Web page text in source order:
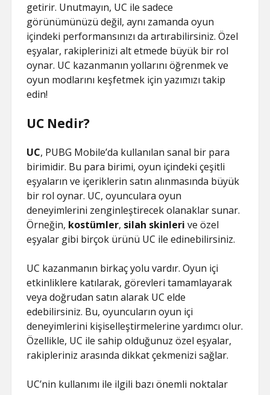
getirir. Unutmayın, UC ile sadece
görünümünüzü değil, aynı zamanda oyun
içindeki performansınızı da artırabilirsiniz. Özel
eşyalar, rakiplerinizi alt etmede büyük bir rol
oynar. UC kazanmanın yollarını öğrenmek ve
oyun modlarını keşfetmek için yazımızı takip
edin!
UC Nedir?
UC, PUBG Mobile’da kullanılan sanal bir para
birimidir. Bu para birimi, oyun içindeki çeşitli
eşyaların ve içeriklerin satın alınmasında büyük
bir rol oynar. UC, oyunculara oyun
deneyimlerini zenginleştirecek olanaklar sunar.
Örneğin, kostümler, silah skinleri ve özel
eşyalar gibi birçok ürünü UC ile edinebilirsiniz.
UC kazanmanın birkaç yolu vardır. Oyun içi
etkinliklere katılarak, görevleri tamamlayarak
veya doğrudan satın alarak UC elde
edebilirsiniz. Bu, oyuncuların oyun içi
deneyimlerini kişiselleştirmelerine yardımcı olur.
Özellikle, UC ile sahip olduğunuz özel eşyalar,
rakipleriniz arasında dikkat çekmenizi sağlar.
UC’nin kullanımı ile ilgili bazı önemli noktalar